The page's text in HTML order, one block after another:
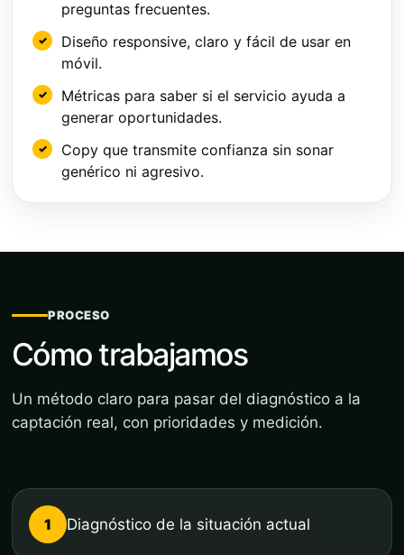
preguntas frecuentes.
Diseño responsive, claro y fácil de usar en
móvil.
Métricas para saber si el servicio ayuda a
generar oportunidades.
Copy que transmite confianza sin sonar
genérico ni agresivo.
PROCESO
Cómo trabajamos
Un método claro para pasar del diagnóstico a la
captación real, con prioridades y medición.
1 Diagnóstico de la situación actual